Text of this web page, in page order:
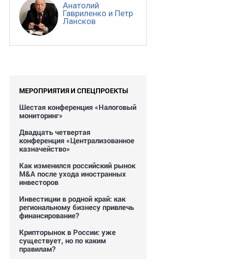
Анатолий
Гавриленко и Петр
Лансков
МЕРОПРИЯТИЯ И СПЕЦПРОЕКТЫ
Шестая конференция «Налоговый
мониторинг»
Двадцать четвертая
конференция «Централизованное
казначейство»
Как изменился российский рынок
M&A после ухода иностранных
инвесторов
Инвестиции в родной край: как
региональному бизнесу привлечь
финансирование?
Крипторынок в России: уже
существует, но по каким
правилам?